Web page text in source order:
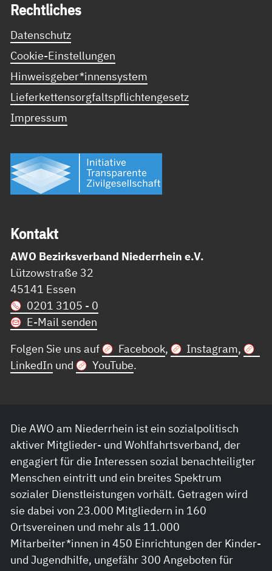
Recht­li­ches
Datenschutz
Cookie-Einstellungen
Hinweisgeber*innensystem
Lieferkettensorgfaltspflichtengesetz
Impressum
Kon­takt
AWO Bezirksverband Niederrhein e.V.
Lützowstraße 32
45141 Essen
0201 3105 - 0
E-Mail senden
Folgen Sie uns auf
Facebook, Instagram,
LinkedIn und YouTube.
Die AWO am Niederrhein ist ein sozialpolitisch
aktiver Mitglieder- und Wohlfahrtsverband, der
engagiert für die Interessen sozial benachteiligter
Menschen eintritt und ein breites Spektrum
sozialer Dienstleistungen vorhält. Getragen wird
sie dabei von 23.000 Mitgliedern in 160
Ortsvereinen und mehr als 11.000
Mitarbeiter*innen in 450 Einrichtungen der Kinder-
und Jugendhilfe, ungefähr 300 Angeboten für